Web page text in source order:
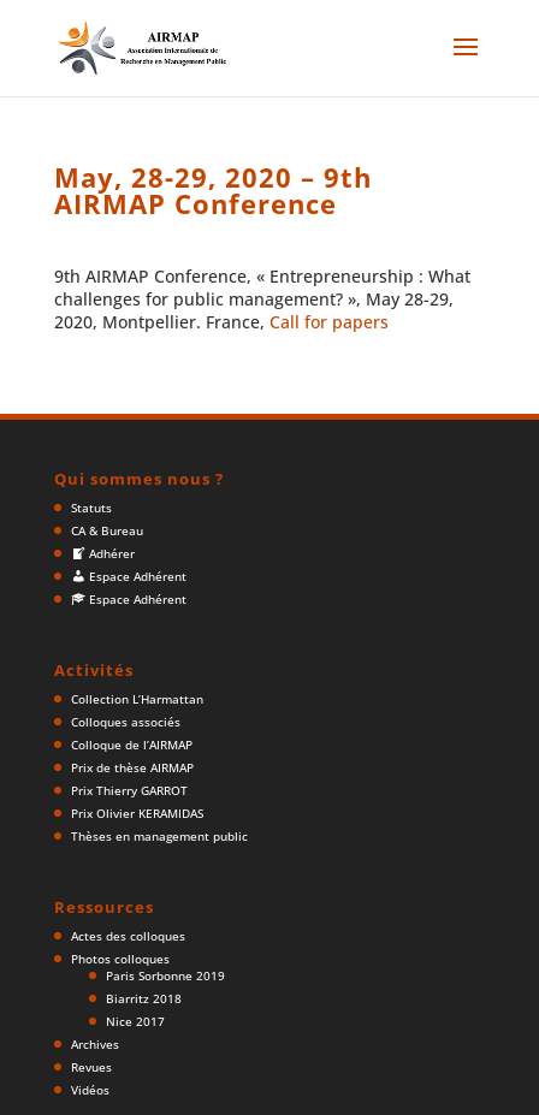
May, 28-29, 2020 – 9th
AIRMAP Conference
9th AIRMAP Conference, « Entrepreneurship : What
challenges for public management? », May 28-29,
2020, Montpellier. France, Call for papers
Qui sommes nous ?
Statuts
CA & Bureau
Adhérer
Espace Adhérent
Espace Adhérent
Activités
Collection L’Harmattan
Colloques associés
Colloque de l’AIRMAP
Prix de thèse AIRMAP
Prix Thierry GARROT
Prix Olivier KERAMIDAS
Thèses en management public
Ressources
Actes des colloques
Photos colloques
Paris Sorbonne 2019
Biarritz 2018
Nice 2017
Archives
Revues
Vidéos